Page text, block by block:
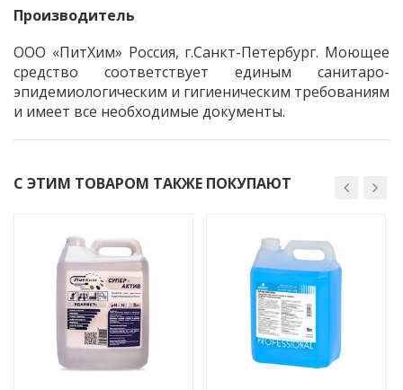
Производитель
ООО «ПитХим» Россия, г.Санкт-Петербург. Моющее
средство соответствует единым санитаро-
эпидемиологическим и гигиеническим требованиям
и имеет все необходимые документы.
С ЭТИМ ТОВАРОМ ТАКЖЕ ПОКУПАЮТ